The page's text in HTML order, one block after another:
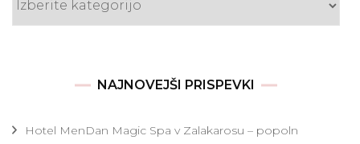
NAJNOVEJŠI PRISPEVKI
Hotel MenDan Magic Spa v Zalakarosu – popoln